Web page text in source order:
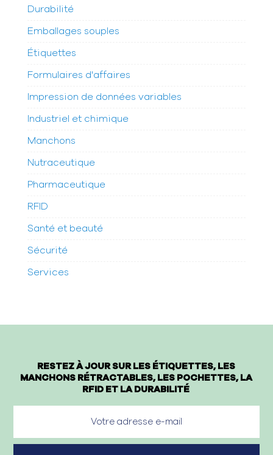
Durabilité
Emballages souples
Étiquettes
Formulaires d'affaires
Impression de données variables
Industriel et chimique
Manchons
Nutraceutique
Pharmaceutique
RFID
Santé et beauté
Sécurité
Services
RESTEZ À JOUR SUR LES ÉTIQUETTES, LES
MANCHONS RÉTRACTABLES, LES POCHETTES, LA
RFID ET LA DURABILITÉ